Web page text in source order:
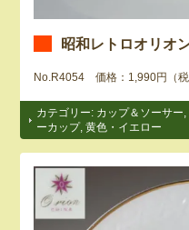
昭和レトロオリオ
No.R4054 価格：1,990円（
カテゴリー: カップ＆ソーサー
ーカップ,黄色・イエロー